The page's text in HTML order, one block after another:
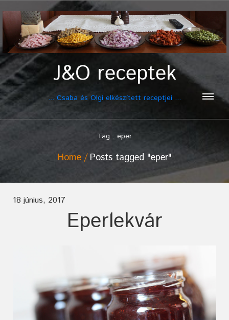
J&O receptek
... Csaba és Olgi elkészített receptjei ...
Tag : eper
Home Posts tagged "eper"
18 június, 2017
Eperlekvár